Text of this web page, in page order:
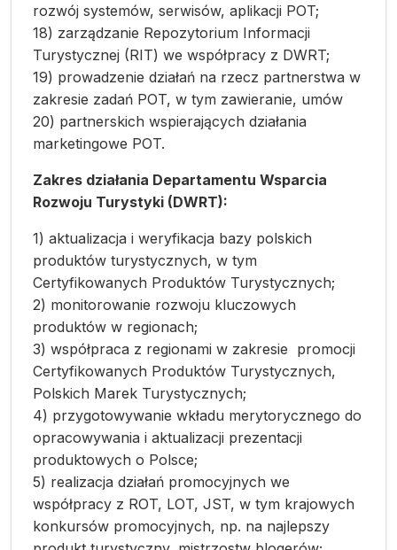
rozwój systemów, serwisów, aplikacji POT;
18) zarządzanie Repozytorium Informacji
Turystycznej (RIT) we współpracy z DWRT;
19) prowadzenie działań na rzecz partnerstwa w
zakresie zadań POT, w tym zawieranie, umów
20) partnerskich wspierających działania
marketingowe POT.
Zakres działania Departamentu Wsparcia
Rozwoju Turystyki (DWRT):
1) aktualizacja i weryfikacja bazy polskich
produktów turystycznych, w tym
Certyfikowanych Produktów Turystycznych;
2) monitorowanie rozwoju kluczowych
produktów w regionach;
3) współpraca z regionami w zakresie promocji
Certyfikowanych Produktów Turystycznych,
Polskich Marek Turystycznych;
4) przygotowywanie wkładu merytorycznego do
opracowywania i aktualizacji prezentacji
produktowych o Polsce;
5) realizacja działań promocyjnych we
współpracy z ROT, LOT, JST, w tym krajowych
konkursów promocyjnych, np. na najlepszy